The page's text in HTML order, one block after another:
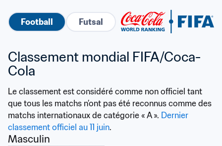
Football Futsal
Classement mondial FIFA/Coca-
Cola
Le classement est considéré comme non officiel tant
que tous les matchs n’ont pas été reconnus comme des
matchs internationaux de catégorie « A ». Dernier
classement officiel au 11 juin.
Masculin